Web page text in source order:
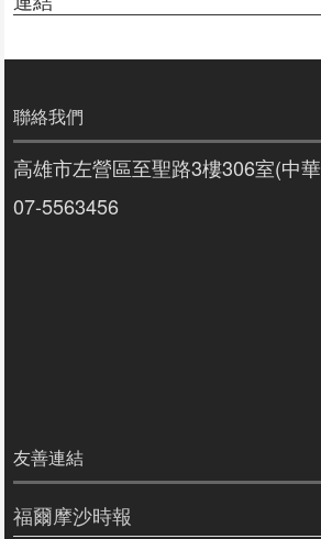
聯絡我們
高雄市左營區至聖路3樓306室(中
07-5563456
友善連結
福爾摩沙時報